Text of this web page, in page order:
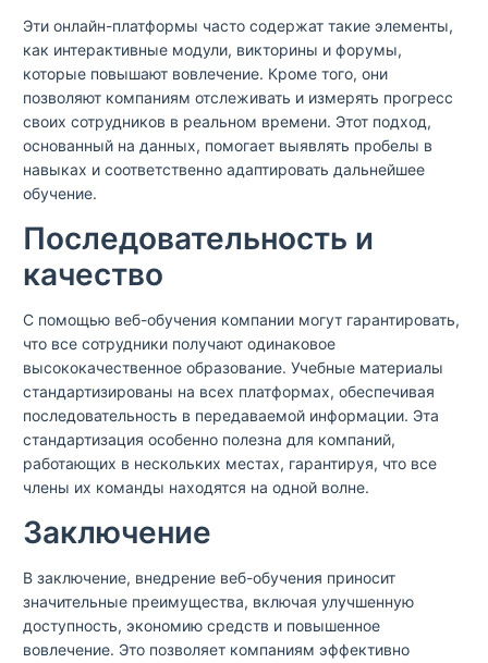
Эти онлайн-платформы часто содержат такие элементы,
как интерактивные модули, викторины и форумы,
которые повышают вовлечение. Кроме того, они
позволяют компаниям отслеживать и измерять прогресс
своих сотрудников в реальном времени. Этот подход,
основанный на данных, помогает выявлять пробелы в
навыках и соответственно адаптировать дальнейшее
обучение.
Последовательность и
качество
С помощью веб-обучения компании могут гарантировать,
что все сотрудники получают одинаковое
высококачественное образование. Учебные материалы
стандартизированы на всех платформах, обеспечивая
последовательность в передаваемой информации. Эта
стандартизация особенно полезна для компаний,
работающих в нескольких местах, гарантируя, что все
члены их команды находятся на одной волне.
Заключение
В заключение, внедрение веб-обучения приносит
значительные преимущества, включая улучшенную
доступность, экономию средств и повышенное
вовлечение. Это позволяет компаниям эффективно